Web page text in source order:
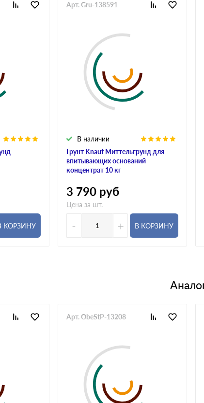
КОРЗИНУ
Грунт Knauf Миттельгрунд для
впитывающих оснований
концентрат 10 кг
В наличии
Арт. Gru-138591
3 790 руб
Цена за шт.
- + В КОРЗИНУ
Арт. ObeStP-13208